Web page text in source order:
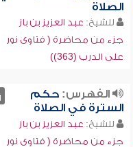
الصلاة
للشيخ: عبد العزيز بن باز
جزء من محاضرة ( فتاوى نور
على الدرب (363))
الفهرس:حكم
السترة في الصلاة
للشيخ: عبد العزيز بن باز
جزء من محاضرة ( فتاوى نور